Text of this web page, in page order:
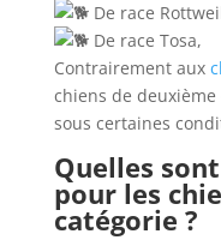
De race
De race Tosa,
Contrairement aux
chiens de
sous certaines
Quelles
pour les
catégorie ?